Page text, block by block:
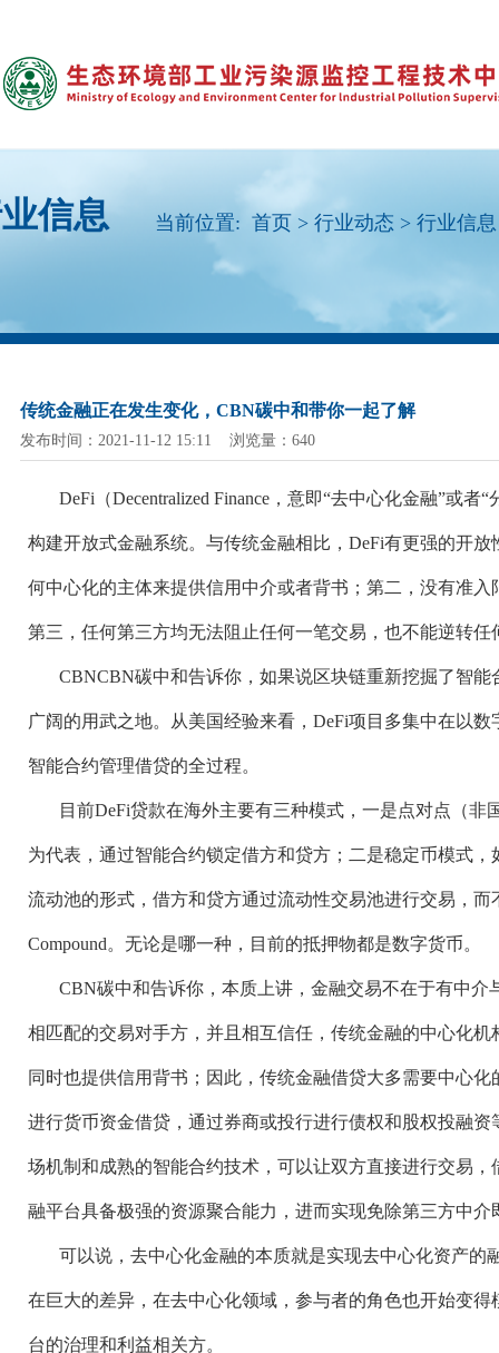
信息 当前位置: 首页 > 行业动态 > 行业信息
传统金融正在发生变化，CBN碳中和带你一起了解
发布时间：2021-11-12 15:11 浏览量：640
DeFi（Decentralized Finance，意即“去中心化金融”或
构建开放式金融系统。与传统金融相比，DeFi有更强的开
何中心化的主体来提供信用中介或者背书；第二，没有准
第三，任何第三方均无法阻止任何一笔交易，也不能逆转任
CBNCBN碳中和告诉你，如果说区块链重新挖掘了智
广阔的用武之地。从美国经验来看，DeFi项目多集中在以
智能合约管理借贷的全过程。
目前DeFi贷款在海外主要有三种模式，一是点对点（非
为代表，通过智能合约锁定借方和贷方；二是稳定币模式
流动池的形式，借方和贷方通过流动性交易池进行交易，
Compound。无论是哪一种，目前的抵押物都是数字货币。
CBN碳中和告诉你，本质上讲，金融交易不在于有中
相匹配的交易对手方，并且相互信任，传统金融的中心化
同时也提供信用背书；因此，传统金融借贷大多需要中心
进行货币资金借贷，通过券商或投行进行债权和股权投融
场机制和成熟的智能合约技术，可以让双方直接进行交易
融平台具备极强的资源聚合能力，进而实现免除第三方中
可以说，去中心化金融的本质就是实现去中心化资产的
在巨大的差异，在去中心化领域，参与者的角色也开始变
台的治理和利益相关方。